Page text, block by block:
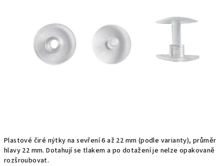
Plastové čiré nýtky na sevření 6 až 22 mm (podle varianty), průměr
hlavy 22 mm. Dotahují se tlakem a po dotažení je nelze opakovaně
rozšroubovat.